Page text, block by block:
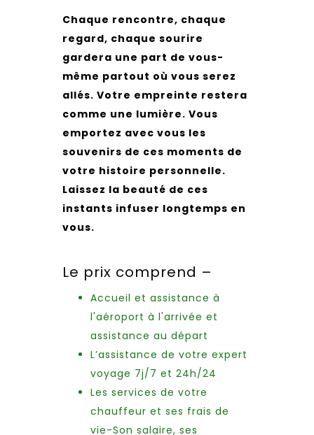
Chaque rencontre, chaque
regard, chaque sourire
gardera une part de vous-
même partout où vous serez
allés. Votre empreinte restera
comme une lumière. Vous
emportez avec vous les
souvenirs de ces moments de
votre histoire personnelle.
Laissez la beauté de ces
instants infuser longtemps en
vous.
Le prix comprend –
Accueil et assistance à
l'aéroport à l'arrivée et
assistance au départ
L’assistance de votre expert
voyage 7j/7 et 24h/24
Les services de votre
chauffeur et ses frais de
vie-Son salaire, ses